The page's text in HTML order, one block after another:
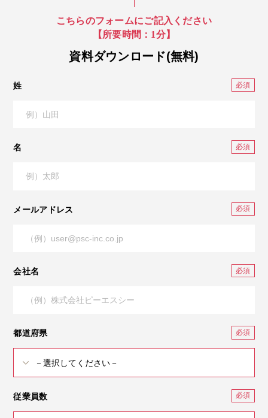
こちらのフォームにご記入ください
【所要時間：1分】
資料ダウンロード(無料)
姓
名
メールアドレス
会社名
都道府県
従業員数